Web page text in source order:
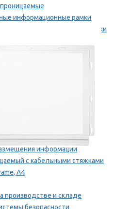
информационные рамки
информационные рамки
информации
с кабельными стяжками
А4
производстве и складе
безопасности